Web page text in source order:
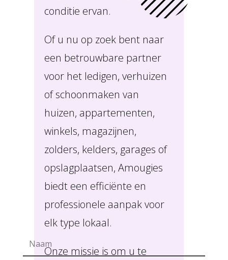
conditie ervan.
Of u nu op zoek bent naar
een betrouwbare partner
voor het ledigen, verhuizen
of schoonmaken van
huizen, appartementen,
winkels, magazijnen,
zolders, kelders, garages of
opslagplaatsen, Amougies
biedt een efficiënte en
professionele aanpak voor
elk type lokaal.
Onze missie is om u te